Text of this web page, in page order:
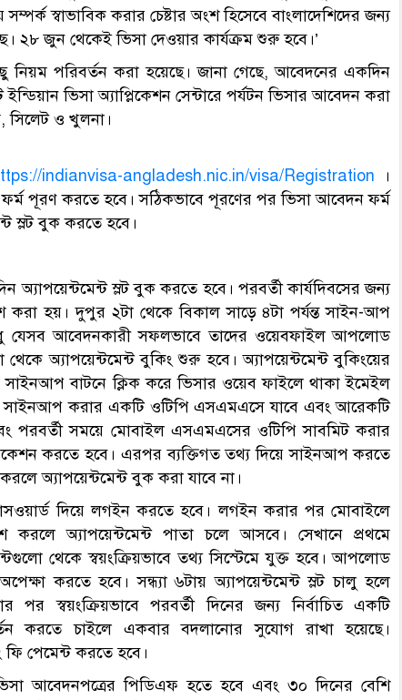
সম্পর্ক স্বাভাবিক করার চেষ্টার অংশ হিসেবে বাংলাদেশিদের জন্য
২৮ জুন থেকেই ভিসা দেওয়ার কার্যক্রম শুরু হবে।’
পরিবর্তন করা হয়েছে। জানা গেছে, আবেদনের একদিন
ভিসা অ্যাপ্লিকেশন সেন্টারে পর্যটন ভিসার আবেদন করা
সিলেট ও খুলনা।
indianvisa-angladesh.nic.in/visa/Registration ।
পূরণ করতে হবে। সঠিকভাবে পূরণের পর ভিসা আবেদন ফর্ম
স্লট বুক করতে হবে।
স্লট বুক করতে হবে। পরবর্তী কার্যদিবসের জন্য
করা হয়। দুপুর ২টা থেকে বিকাল সাড়ে ৪টা পর্যন্ত সাইন-আপ
আবেদনকারী সফলভাবে তাদের ওয়েবফাইল আপলোড
অ্যাপয়েন্টমেন্ট বুকিং শুরু হবে। অ্যাপয়েন্টমেন্ট বুকিংয়ের
সাইনআপ বাটনে ক্লিক করে ভিসার ওয়েব ফাইলে থাকা ইমেইল
সাইনআপ করার একটি ওটিপি এসএমএসে যাবে এবং আরেকটি
পরবর্তী সময়ে মোবাইল এসএমএসের ওটিপি সাবমিট করার
করতে হবে। এরপর ব্যক্তিগত তথ্য দিয়ে সাইনআপ করতে
অ্যাপয়েন্টমেন্ট বুক করা যাবে না।
দিয়ে লগইন করতে হবে। লগইন করার পর মোবাইলে
করলে অ্যাপয়েন্টমেন্ট পাতা চলে আসবে। সেখানে প্রথমে
থেকে স্বয়ংক্রিয়ভাবে তথ্য সিস্টেমে যুক্ত হবে। আপলোড
করতে হবে। সন্ধ্যা ৬টায় অ্যাপয়েন্টমেন্ট স্লট চালু হলে
স্বয়ংক্রিয়ভাবে পরবর্তী দিনের জন্য নির্বাচিত একটি
করতে চাইলে একবার বদলানোর সুযোগ রাখা হয়েছে।
ফি পেমেন্ট করতে হবে।
আবেদনপত্রের পিডিএফ হতে হবে এবং ৩০ দিনের বেশি